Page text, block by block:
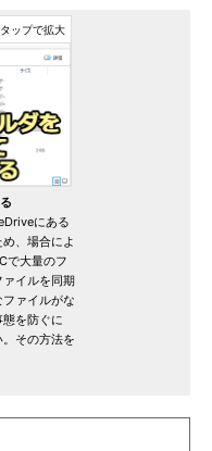
にある
、場合によ
で大量のフ
イルを同期
ァイルがな
を防ぐに
その方法を